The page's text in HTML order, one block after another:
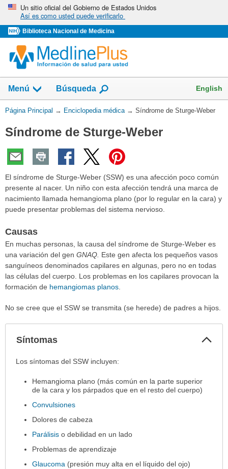
Omita
vaya
al
Contenido
Un sitio oficial del Gobierno de Estados Unidos
Así es como usted puede verificarlo
Biblioteca Nacional de Medicina
Menú Búsqueda English
Usted
aquí:
Página Principal → Enciclopedia médica → Síndrome de Sturge-Weber
Síndrome de Sturge-Weber
El síndrome de Sturge-Weber (SSW) es una afección poco común
presente al nacer. Un niño con esta afección tendrá una marca de
nacimiento llamada hemangioma plano (por lo regular en la cara) y
puede presentar problemas del sistema nervioso.
Causas
En muchas personas, la causa del síndrome de Sturge-Weber es
una variación del gen GNAQ. Este gen afecta los pequeños vasos
sanguíneos denominados capilares en algunas, pero no en todas
las células del cuerpo. Los problemas en los capilares provocan la
formación de hemangiomas planos.
No se cree que el SSW se transmita (se herede) de padres a hijos.
Síntomas
Síntomas
extendido.
Los síntomas del SSW incluyen:
Hemangioma plano (más común en la parte superior
de la cara y los párpados que en el resto del cuerpo)
Convulsiones
Dolores de cabeza
Parálisis o debilidad en un lado
Problemas de aprendizaje
Glaucoma (presión muy alta en el líquido del ojo)